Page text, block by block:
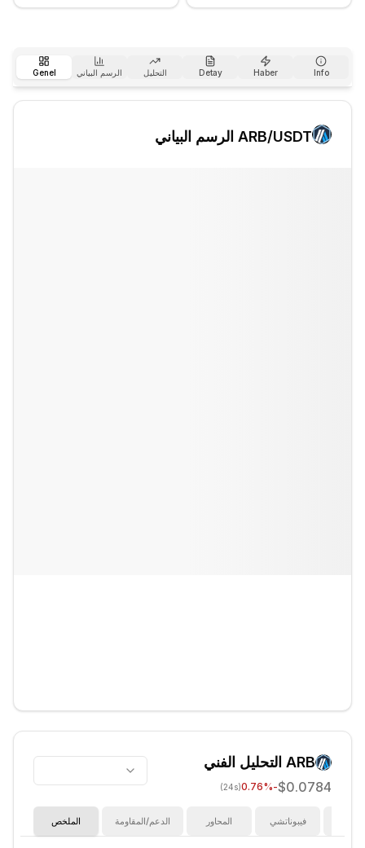
Genel الرسم البياني التحليل Detay Haber Info
ARB/USDT الرسم البياني
ARB التحليل الفني
$0.0784
-0.76
%
(24s)
الملخص الدعم/المقاومة المحاور فيبوناتشي